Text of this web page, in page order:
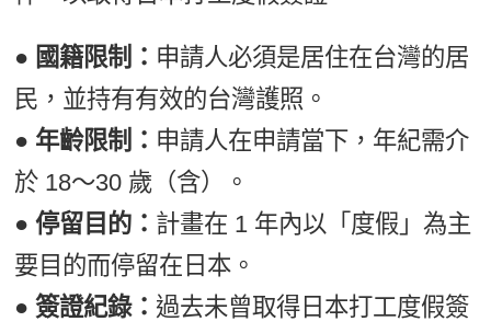
● 國籍限制： 申請人必須是居住在台灣的居
民，並持有有效的台灣護照。
● 年齡限制： 申請人在申請當下，年紀需介
於 18～30 歲（含）。
● 停留目的： 計畫在 1 年內以「度假」為主
要目的而停留在日本。
● 簽證紀錄： 過去未曾取得日本打工度假簽